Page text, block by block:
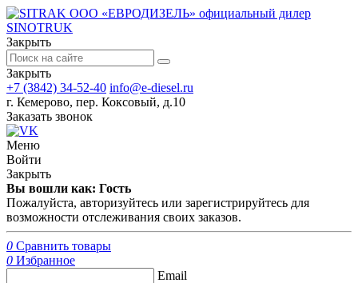
ООО «ЕВРОДИЗЕЛЬ» официальный дилер
SINOTRUK
Закрыть
Закрыть
+7 (3842) 34-52-40 info@e-diesel.ru
г. Кемерово, пер. Коксовый, д.10
Заказать звонок
Меню
Войти
Закрыть
Вы вошли как: Гость
Пожалуйста, авторизуйтесь или зарегистрируйтесь для
возможности отслеживания своих заказов.
0 Сравнить товары
0 Избранное
Email